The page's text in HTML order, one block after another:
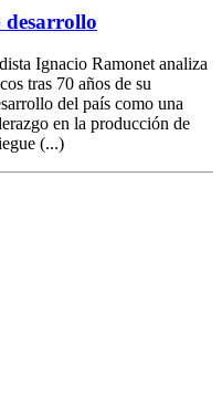
desarrollo
Ignacio Ramonet analiza
tras 70 años de su
del país como una
en la producción de
(...)